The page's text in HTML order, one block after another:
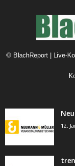
© BlachReport | Live-
12.